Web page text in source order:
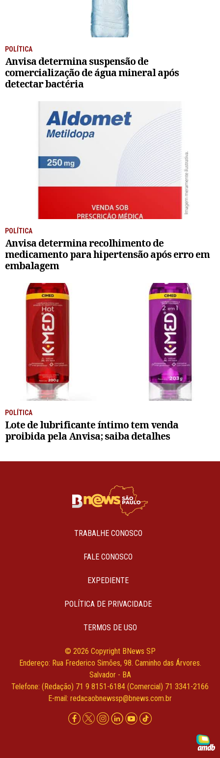
POLÍTICA
Anvisa determina suspensão de
comercialização de água mineral após
detectar bactéria
POLÍTICA
Anvisa determina recolhimento de
medicamento para hipertensão após erro em
embalagem
POLÍTICA
Lote de lubrificante íntimo tem venda
proibida pela Anvisa; saiba detalhes
TRABALHE CONOSCO
FALE CONOSCO
EXPEDIENTE
POLÍTICA DE PRIVACIDADE
TERMOS DE USO
© 2026 Copyright BNews SP
Endereço: Rua Frederico Simões, 98. Caminho das Árvores.
Salvador - BA
Telefone: (Redação) 71 9 8151-6184 (Comercial) 71 3341-2166
E-mail: redacaobnewssp@bnews.com.br